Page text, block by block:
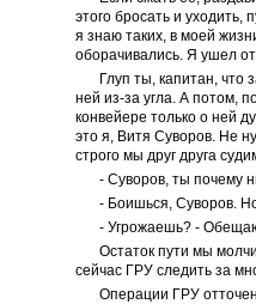
этого бросать и уходить,
я знаю таких, в моей
оборачивались. Я ушел от
Глуп ты, капитан, что
ней из-за угла. А потом,
конвейере только о ней
это я, Витя Суворов. Не
строго мы друг друга
- Суворов, ты почему
- Боишься, Суворов.
- Угрожаешь? -
Остаток пути мы
сейчас ГРУ следить за
Операции ГРУ